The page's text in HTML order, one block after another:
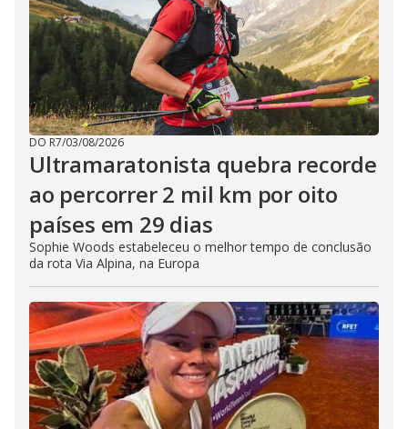
DO R7/03/08/2026
Ultramaratonista quebra recorde
ao percorrer 2 mil km por oito
países em 29 dias
Sophie Woods estabeleceu o melhor tempo de conclusão
da rota Via Alpina, na Europa